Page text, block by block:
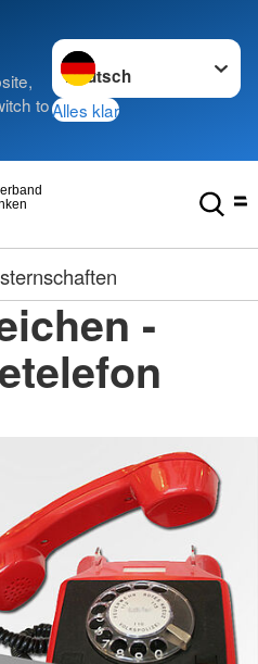
to
Sprache wechseln zu
Alles klar
-